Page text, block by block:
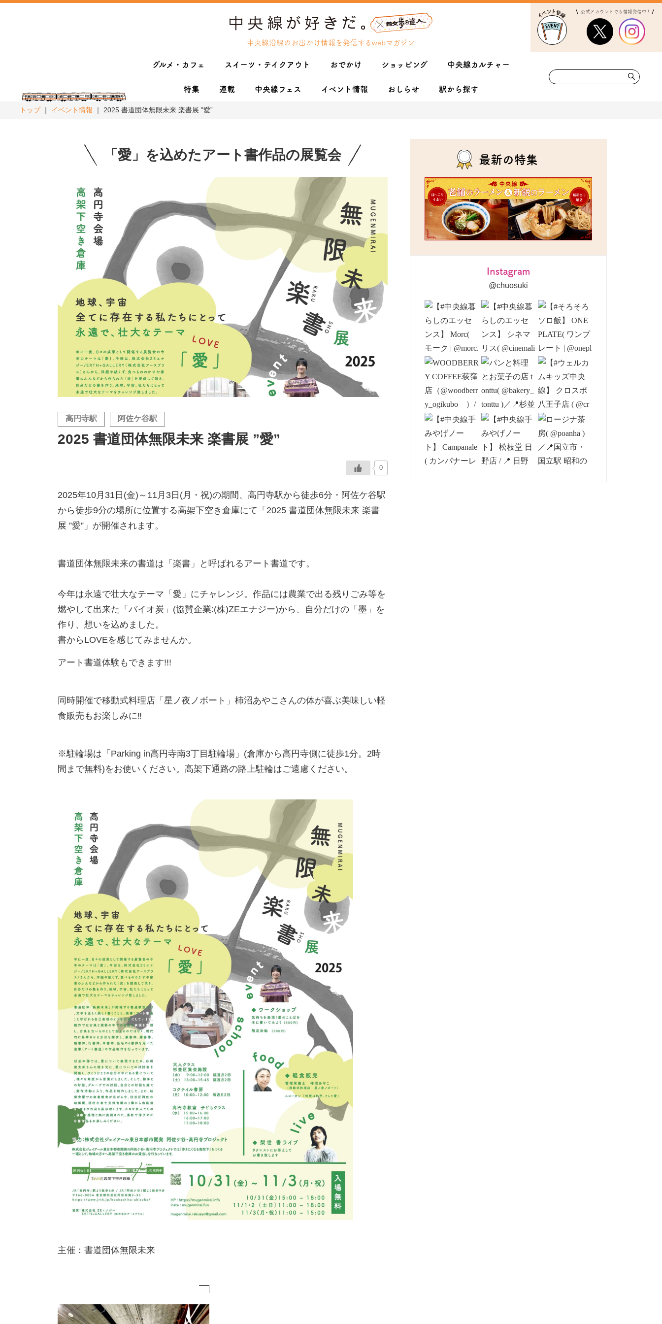
中央線沿線のお出かけ情報を発信するwebマガジン
公式アカウントでも情報発信中！
グルメ・カフェ スイーツ・テイクアウト おでかけ ショッピング 中央線カルチャー
特集 連載 中央線フェス イベント情報 おしらせ 駅から探す
トップ イベント情報 2025 書道団体無限未来 楽書展 ”愛”
「愛」を込めたアート書作品の展覧会
高円寺駅 阿佐ケ谷駅
2025 書道団体無限未来 楽書展 ”愛”
0
2025年10月31日(金)～11月3日(月・祝)の期間、高円寺駅から徒歩6分・阿佐ケ谷駅
から徒歩9分の場所に位置する高架下空き倉庫にて「2025 書道団体無限未来 楽書
展 ”愛”」が開催されます。
書道団体無限未来の書道は「楽書」と呼ばれるアート書道です。
今年は永遠で壮大なテーマ「愛」にチャレンジ。作品には農業で出る残りごみ等を
燃やして出来た「バイオ炭」(協賛企業:(株)ZEエナジー)から、自分だけの「墨」を
作り、想いを込めました。
書からLOVEを感じてみませんか。
アート書道体験もできます!!!
同時開催で移動式料理店「星ノ夜ノボート」杮沼あやこさんの体が喜ぶ美味しい軽
食販売もお楽しみに‼
※駐輪場は「Parking in高円寺南3丁目駐輪場」(倉庫から高円寺側に徒歩1分。2時
間まで無料)をお使いください。高架下通路の路上駐輪はご遠慮ください。
主催：書道団体無限未来
最新の特集
Instagram
@chuosuki